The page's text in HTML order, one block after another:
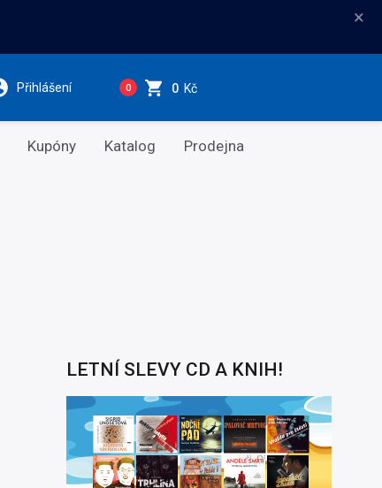
×
Přihlášení 0 0 Kč
Kupóny Katalog Prodejna
LETNÍ SLEVY CD A KNIH!